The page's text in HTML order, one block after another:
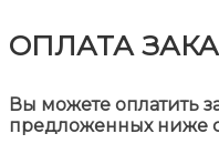
ОПЛАТА
Вы можете оплатить
предложенных ниже